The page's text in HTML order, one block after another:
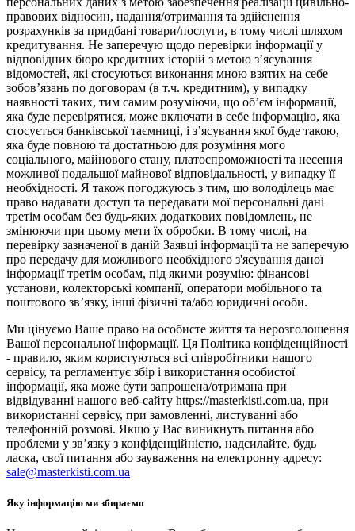
правових відносин, надання/отримання та здійснення
розрахунків за придбані товари/послуги, в тому числі шляхом
кредитування. Не заперечую щодо перевірки інформації у
відповідних бюро кредитних історій з метою з’ясування
відомостей, які стосуються виконання мною взятих на себе
зобов’язань по договорам (в т.ч. кредитним), у випадку
наявності таких, тим самим розуміючи, що об’єм інформації,
яка буде перевірятися, може включати в себе інформацію, яка
стосується банківської таємниці, і з’ясування якої буде такою,
яка буде повною та достатньою для розуміння мого
соціального, майнового стану, платоспроможності та несення
можливої подальшої майнової відповідальності, у випадку її
необхідності. Я також погоджуюсь з тим, що володілець має
право надавати доступ та передавати мої персональні дані
третім особам без будь-яких додаткових повідомлень, не
змінюючи при цьому мети їх обробки. В тому числі, на
перевірку зазначеної в даній Заявці інформації та не заперечую
про передачу для можливого необхідного з'ясування даної
інформації третім особам, під якими розумію: фінансові
установи, колекторські компанії, оператори мобільного та
поштового зв’язку, інші фізичні та/або юридичні особи.
Ми цінуємо Ваше право на особисте життя та нерозголошення
Вашої персональної інформації. Ця Політика конфіденційності
- правило, яким користуються всі співробітники нашого
сервісу, та регламентує збір і використання особистої
інформації, яка може бути запрошена/отримана при
відвідуванні нашого веб-сайту https://masterkisti.com.ua, при
використанні сервісу, при замовленні, листуванні або
телефонній розмові. Якщо у Вас виникнуть питання або
проблеми у зв’язку з конфіденційністю, надсилайте, будь
ласка, свої питання або зауваження на електронну адресу:
sale@masterkisti.com.ua
Яку інформацію ми збираємо